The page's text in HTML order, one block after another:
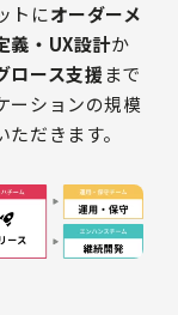
トにオーダーメ
義・UX設計か
ロース支援 まで
ーションの規模
だきます。